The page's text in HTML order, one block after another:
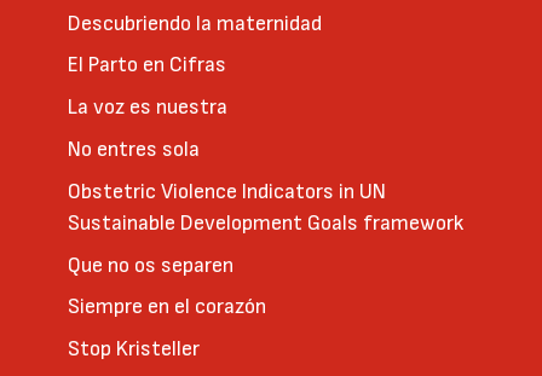
Descubriendo la maternidad
El Parto en Cifras
La voz es nuestra
No entres sola
Obstetric Violence Indicators in UN
Sustainable Development Goals framework
Que no os separen
Siempre en el corazón
Stop Kristeller